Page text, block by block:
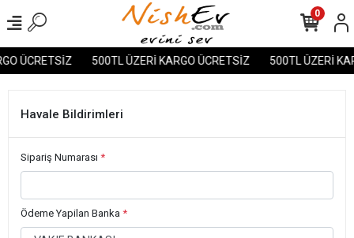
ÜCRETSİZ 500TL ÜZERİ KARGO ÜCRETSİZ 500TL ÜZERİ
0
Havale Bildirimleri
Sipariş Numarası *
Ödeme Yapilan Banka *